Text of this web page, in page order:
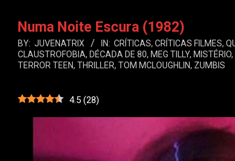
Menu
Numa Noite Escura (1982)
BY: JUVENATRIX IN: CRÍTICAS, CRÍTICAS FILMES,
CLAUSTROFOBIA, DÉCADA DE 80, MEG TILLY, MISTÉRIO,
TERROR TEEN, THRILLER, TOM MCLOUGHLIN, ZUMBIS
4.5 (28)